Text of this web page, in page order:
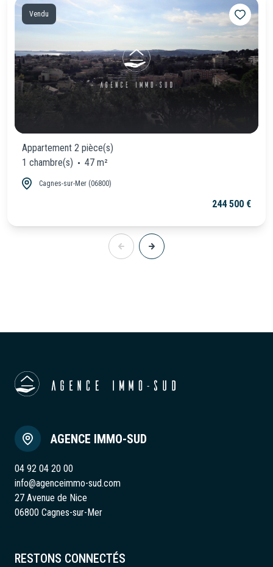
Vendu
Appartement 2 pièce(s)
1 chambre(s)
47 m²
Cagnes-sur-Mer (06800)
244 500 €
AGENCE IMMO-SUD
04 92 04 20 00
info@agenceimmo-sud.com
27 Avenue de Nice
06800 Cagnes-sur-Mer
RESTONS CONNECTÉS